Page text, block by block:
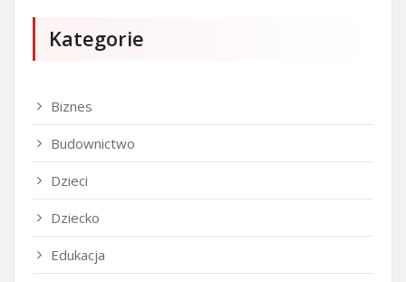
Kategorie
Biznes
Budownictwo
Dzieci
Dziecko
Edukacja